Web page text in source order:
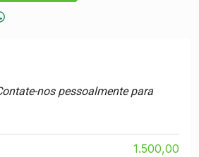
nos pessoalmente para
1.500,00